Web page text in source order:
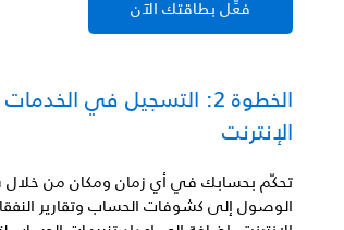
فعِّل بطاقتك الآن
الخطوة 2: التسجيل في
الإنترنت
تحكّم بحسابك في أي زمان ومكان من خلال
الوصول إلى كشوفات الحساب وتقارير